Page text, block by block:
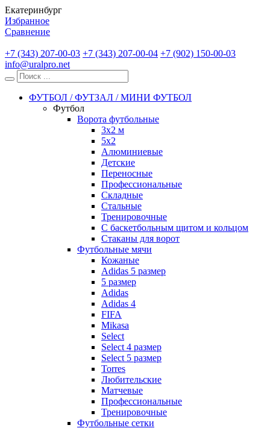
Екатеринбург
Избранное
Сравнение
+7 (343) 207-00-03 +7 (343) 207-00-04 +7 (902) 150-00-03
info@uralpro.net
ФУТБОЛ / ФУТЗАЛ / МИНИ ФУТБОЛ
Футбол
Ворота футбольные
3х2 м
5х2
Алюминиевые
Детские
Переносные
Профессиональные
Складные
Стальные
Тренировочные
С баскетбольным щитом и кольцом
Стаканы для ворот
Футбольные мячи
Кожаные
Adidas 5 размер
5 размер
Adidas
Adidas 4
FIFA
Mikasa
Select
Select 4 размер
Select 5 размер
Torres
Любительские
Матчевые
Профессиональные
Тренировочные
Футбольные сетки